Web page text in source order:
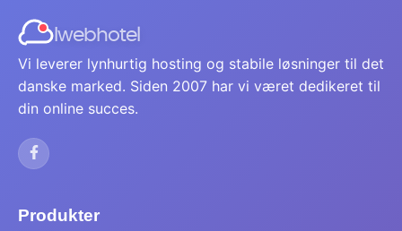
Iwebhotel
Vi leverer lynhurtig hosting og stabile løsninger til det
danske marked. Siden 2007 har vi været dedikeret til
din online succes.
Produkter